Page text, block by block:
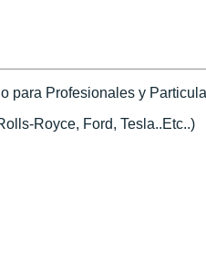
para Profesionales y
Royce, Ford, Tesla..Etc..)